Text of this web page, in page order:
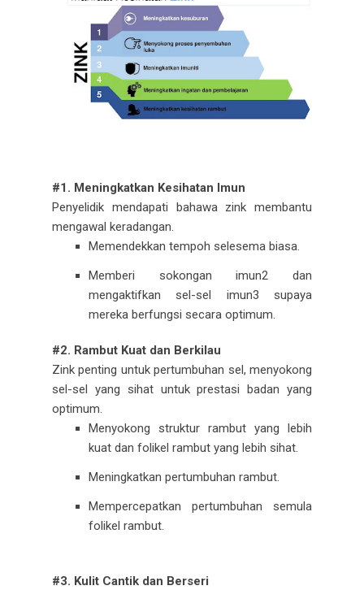
#1. Meningkatkan Kesihatan Imun
Penyelidik mendapati bahawa zink membantu
mengawal keradangan.
Memendekkan tempoh selesema biasa.
Memberi sokongan imun2 dan
mengaktifkan sel-sel imun3 supaya
mereka berfungsi secara optimum.
#2. Rambut Kuat dan Berkilau
Zink penting untuk pertumbuhan sel, menyokong
sel-sel yang sihat untuk prestasi badan yang
optimum.
Menyokong struktur rambut yang lebih
kuat dan folikel rambut yang lebih sihat.
Meningkatkan pertumbuhan rambut.
Mempercepatkan pertumbuhan semula
folikel rambut.
#3. Kulit Cantik dan Berseri